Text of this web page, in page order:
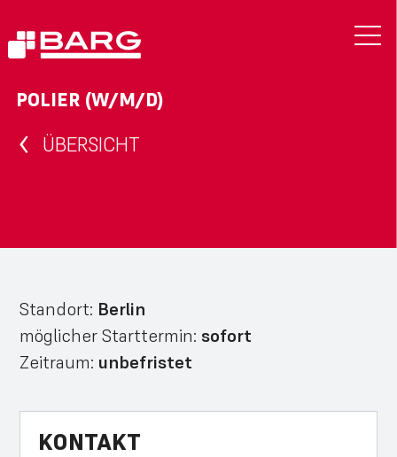
POLIER (W/M/D)
ÜBERSICHT
Standort: Berlin
möglicher Starttermin: sofort
Zeitraum: unbefristet
KONTAKT